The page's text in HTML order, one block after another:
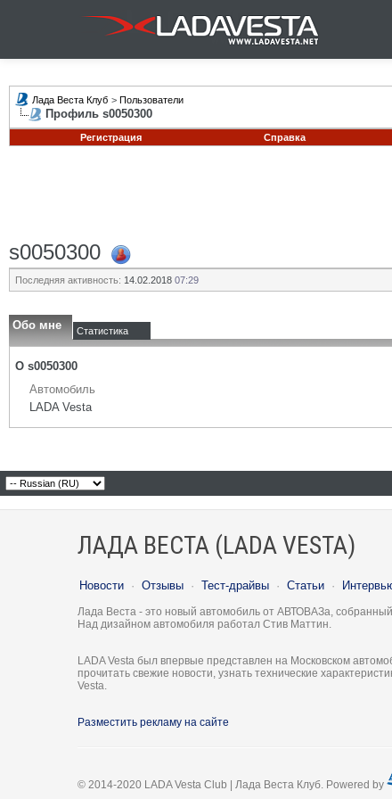
Лада Веста Клуб > Пользователи
Профиль s0050300
Регистрация
Справка
s0050300
Последняя активность: 14.02.2018 07:29
Обо мне Статистика
О s0050300
Автомобиль
LADA Vesta
ЛАДА ВЕСТА (LADA VESTA)
Новости · Отзывы · Тест-драйвы · Статьи ·
Лада Веста - это новый автомобиль от АВТОВАЗа,
Над дизайном автомобиля работал Стив Маттин.
LADA Vesta был впервые представлен на Московском
прочитать свежие новости, узнать технические
Vesta.
Разместить рекламу на сайте
© 2014-2020 LADA Vesta Club | Лада Веста Клуб. Powered by